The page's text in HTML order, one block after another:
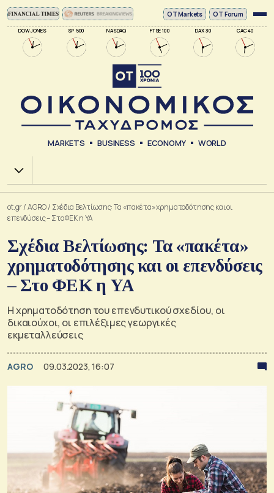
DOW JONES SP 500 NASDAQ FTSE 100 DAX 30 CAC 40
ΟΤ Markets OT Forum
MARKETS BUSINESS ECONOMY WORLD
Χ.Α.
ot.gr/AGRO/ Σχέδια Βελτίωσης: Τα «πακέτα» χρηματοδότησης και οι
επενδύσεις – Στο ΦΕΚ η ΥΑ
Σχέδια Βελτίωσης: Τα «πακέτα»
χρηματοδότησης και οι επενδύσεις
– Στο ΦΕΚ η ΥΑ
Η χρηματοδότηση του επενδυτικού σχεδίου, οι
δικαιούχοι, οι επιλέξιμες γεωργικές
εκμεταλλεύσεις
AGRO 09.03.2023, 16:07